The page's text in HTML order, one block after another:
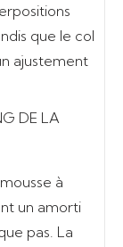
que le col
ajustement
DE LA
à
un amorti
pas. La